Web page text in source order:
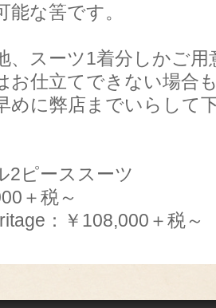
能な筈です。
、スーツ1着分しかご
お仕立てできない場合
めに弊店までいらして
2ピーススーツ
＋税～
：￥108,000＋税～